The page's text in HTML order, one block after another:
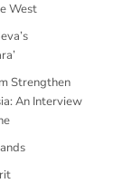
West
Strengthen
An Interview